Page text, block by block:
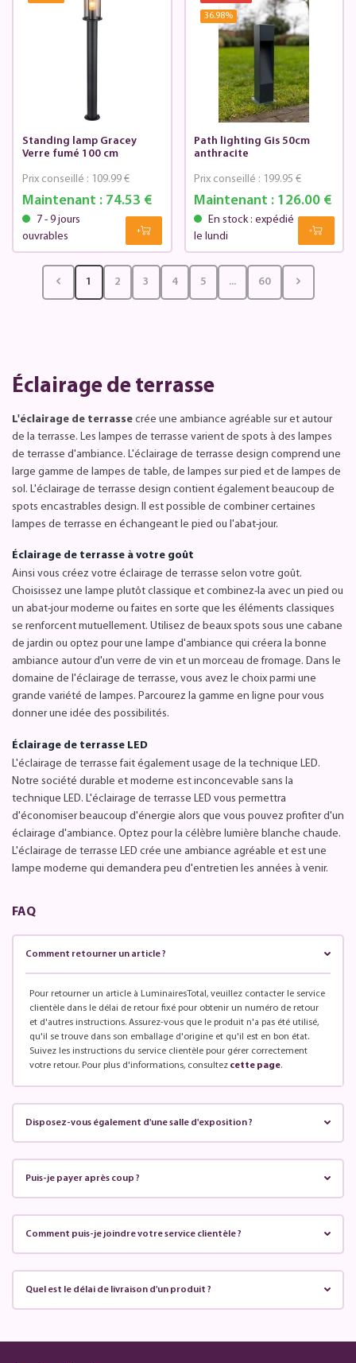
Standing lamp Gracey
Verre fumé 100 cm
Maintenant :74.53 €
Prix conseillé : 109.99 €
7 - 9 jours
ouvrables
36.98%
Path lighting Gis 50cm
anthracite
Maintenant : 126.00 €
Prix conseillé : 199.95 €
En stock : expédié
le lundi
1 2 3 4 5 ... 60
Éclairage de terrasse
L'éclairage de terrasse crée une ambiance agréable sur et autour
de la terrasse. Les lampes de terrasse varient de spots à des lampes
de terrasse d'ambiance. L'éclairage de terrasse design comprend une
large gamme de lampes de table, de lampes sur pied et de lampes de
sol. L'éclairage de terrasse design contient également beaucoup de
spots encastrables design. Il est possible de combiner certaines
lampes de terrasse en échangeant le pied ou l'abat-jour.
Éclairage de terrasse à votre goût
Ainsi vous créez votre éclairage de terrasse selon votre goût.
Choisissez une lampe plutôt classique et combinez-la avec un pied ou
un abat-jour moderne ou faites en sorte que les éléments classiques
se renforcent mutuellement. Utilisez de beaux spots sous une cabane
de jardin ou optez pour une lampe d'ambiance qui créera la bonne
ambiance autour d'un verre de vin et un morceau de fromage. Dans le
domaine de l'éclairage de terrasse, vous avez le choix parmi une
grande variété de lampes. Parcourez la gamme en ligne pour vous
donner une idée des possibilités.
Éclairage de terrasse LED
L'éclairage de terrasse fait également usage de la technique LED.
Notre société durable et moderne est inconcevable sans la
technique LED. L'éclairage de terrasse LED vous permettra
d'économiser beaucoup d'énergie alors que vous pouvez profiter d'un
éclairage d'ambiance. Optez pour la célèbre lumière blanche chaude.
L'éclairage de terrasse LED crée une ambiance agréable et est une
lampe moderne qui demandera peu d'entretien les années à venir.
FAQ
Comment retourner un article ?
Pour retourner un article à LuminairesTotal, veuillez contacter le service
clientèle dans le délai de retour fixé pour obtenir un numéro de retour
et d'autres instructions. Assurez-vous que le produit n'a pas été utilisé,
qu'il se trouve dans son emballage d'origine et qu'il est en bon état.
Suivez les instructions du service clientèle pour gérer correctement
votre retour. Pour plus d'informations, consultez cette page.
Disposez-vous également d'une salle d'exposition ?
Puis-je payer après coup ?
Comment puis-je joindre votre service clientèle ?
Quel est le délai de livraison d'un produit ?